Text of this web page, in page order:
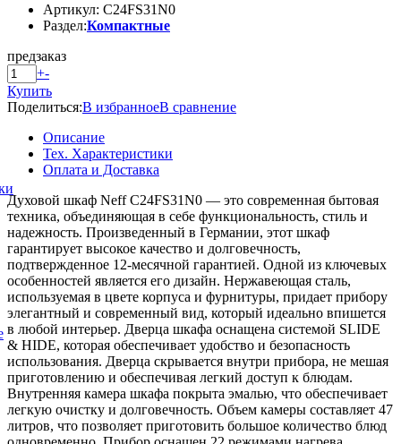
Артикул: C24FS31N0
Раздел:Компактные
предзаказ
+-
Купить
Поделиться:В избранноеВ сравнение
Описание
Тех. Характеристики
Оплата и Доставка
Духовой шкаф Neff C24FS31N0 — это современная бытовая
техника, объединяющая в себе функциональность, стиль и
надежность. Произведенный в Германии, этот шкаф
гарантирует высокое качество и долговечность,
подтвержденное 12-месячной гарантией. Одной из ключевых
особенностей является его дизайн. Нержавеющая сталь,
используемая в цвете корпуса и фурнитуры, придает прибору
элегантный и современный вид, который идеально впишется
в любой интерьер. Дверца шкафа оснащена системой SLIDE
& HIDE, которая обеспечивает удобство и безопасность
использования. Дверца скрывается внутри прибора, не мешая
приготовлению и обеспечивая легкий доступ к блюдам.
Внутренняя камера шкафа покрыта эмалью, что обеспечивает
легкую очистку и долговечность. Объем камеры составляет 47
литров, что позволяет приготовить большое количество блюд